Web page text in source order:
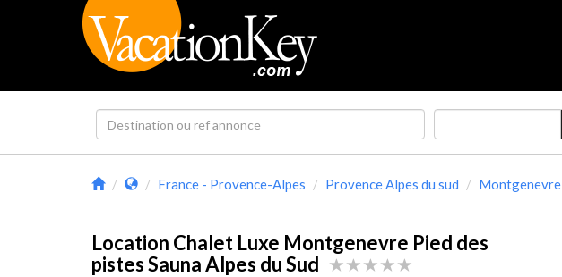
France - Provence-Alpes Provence Alpes du sud Montgenevre
Location Chalet Luxe Montgenevre Pied des
pistes Sauna Alpes du Sud